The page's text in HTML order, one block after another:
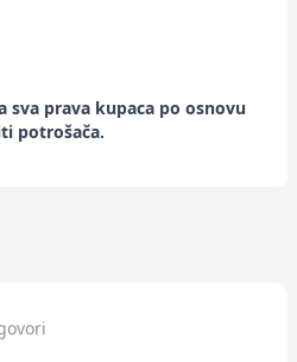
sva prava kupaca po osnovu
potrošača.